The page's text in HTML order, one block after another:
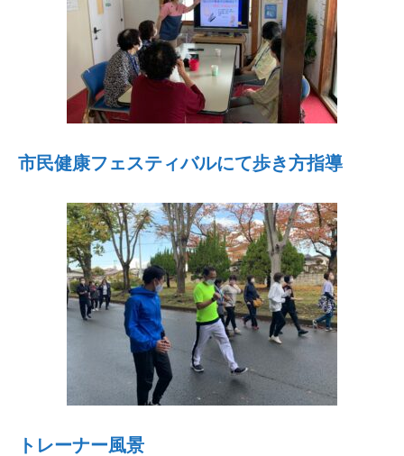
市民健康フェスティバルにて歩き方指導
トレーナー風景